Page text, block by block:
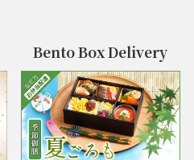
Bento Box Delivery